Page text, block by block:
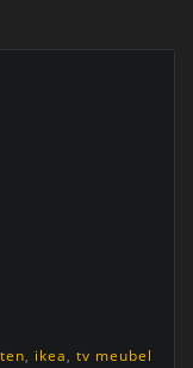
, ikea, tv meubel